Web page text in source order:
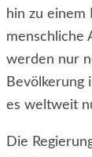
hin zu einem
menschliche
werden nur
Bevölkerung
es weltweit
Die